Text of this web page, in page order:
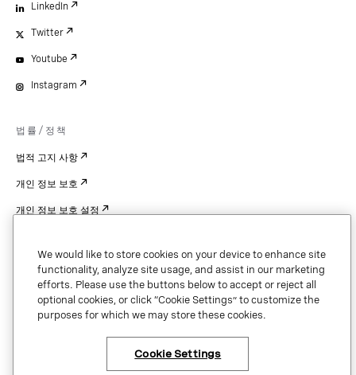
LinkedIn
Twitter
Youtube
Instagram
법률/정책
법적 고지 사항
개인 정보 보호
개인 정보 보호 설정
저작권
보안 및 신뢰
We would like to store cookies on your device to enhance site
functionality, analyze site usage, and assist in our marketing
efforts. Please use the buttons below to accept or reject all
optional cookies, or click “Cookie Settings” to customize the
purposes for which we may store these cookies.
Cookie Settings